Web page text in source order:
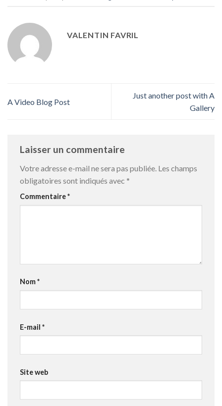
VALENTIN FAVRIL
A Video Blog Post
Just another post with A
Gallery
Laisser un commentaire
Votre adresse e-mail ne sera pas publiée. Les champs
obligatoires sont indiqués avec *
Commentaire*
Nom*
E-mail *
Site web